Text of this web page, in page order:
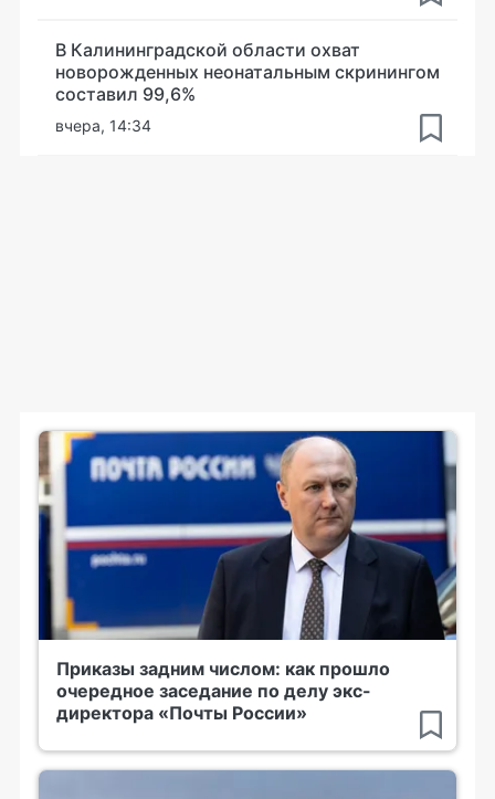
В Калининградской области охват
новорожденных неонатальным скринингом
составил 99,6%
вчера, 14:34
Приказы задним числом: как прошло
очередное заседание по делу экс-
директора «Почты России»